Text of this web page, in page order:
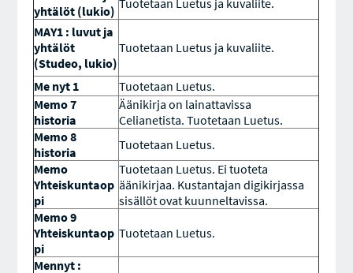
yhtälöt (lukio) Tuotetaan Luetus ja kuvaliite.
MAY1 : luvut ja
yhtälöt
(Studeo, lukio)
Tuotetaan Luetus ja kuvaliite.
Me nyt 1
Tuotetaan Luetus.
Memo 7
historia
Äänikirja on lainattavissa
Celianetista. Tuotetaan Luetus.
Memo 8
historia
Tuotetaan Luetus.
Memo
Yhteiskuntaop
pi
Tuotetaan Luetus. Ei tuoteta
äänikirjaa. Kustantajan digikirjassa
sisällöt ovat kuunneltavissa.
Memo 9
Yhteiskuntaop
pi
Tuotetaan Luetus.
Mennyt :